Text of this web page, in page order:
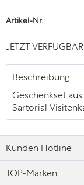
Artikel-Nr.:
JETZT
Beschreibung
Geschenkset
Sartorial
Kunden Hotline
TOP-Marken